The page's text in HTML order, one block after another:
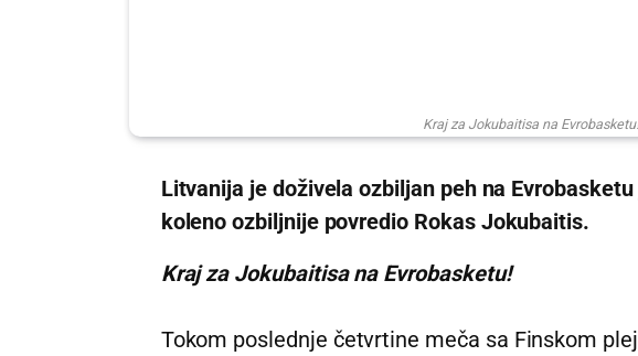
Kraj za Jokubaitisa na Evrobasketu!
Litvanija je doživela ozbiljan peh na
koleno ozbiljnije povredio Rokas Jokubaitis.
Kraj za Jokubaitisa na Evrobasketu!
Tokom poslednje četvrtine meča sa Finskom